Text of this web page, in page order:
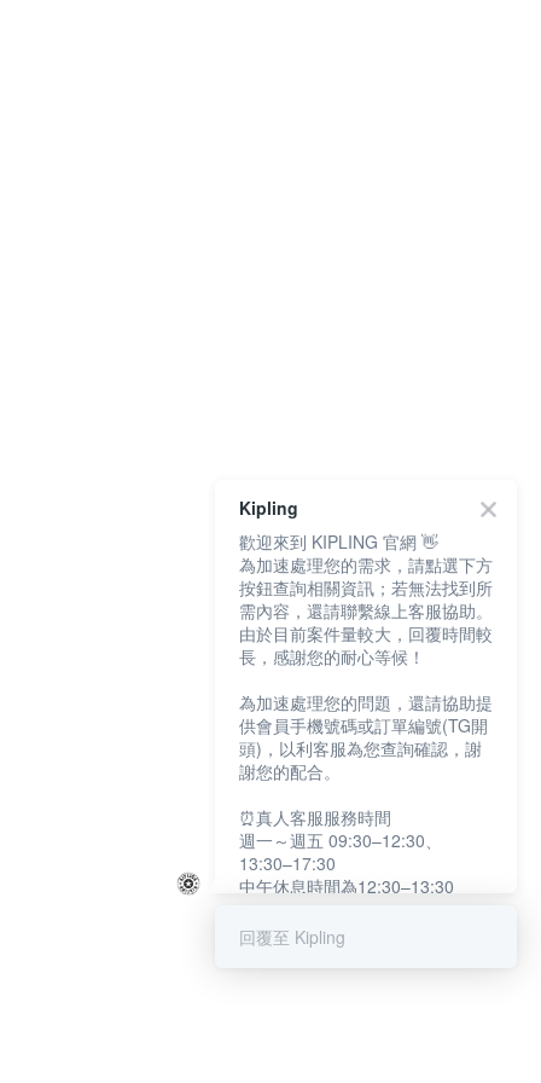
Kipling
歡迎來到 KIPLING 官網 👋
為加速處理您的需求，請點選下方
按鈕查詢相關資訊；若無法找到所
需內容，還請聯繫線上客服協助。
由於目前案件量較大，回覆時間較
長，感謝您的耐心等候！
為加速處理您的問題，還請協助提
供會員手機號碼或訂單編號(TG開
頭)，以利客服為您查詢確認，謝
謝您的配合。
⏰真人客服服務時間
週一～週五 09:30–12:30、
13:30–17:30
中午休息時間為12:30–13:30
提醒您：系統會自動已讀訊息，如
回覆至 Kipling